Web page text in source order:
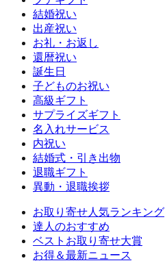
結婚祝い
出産祝い
お礼・お返し
還暦祝い
誕生日
子どものお祝い
高級ギフト
サプライズギフト
名入れサービス
内祝い
結婚式・引き出物
退職ギフト
異動・退職挨拶
お取り寄せ人気ランキング
達人のおすすめ
ベストお取り寄せ大賞
お得＆最新ニュース